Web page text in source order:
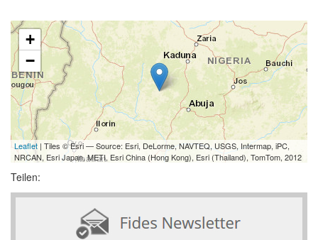
+
−
Leaflet | Tiles © Esri — Source: Esri, DeLorme, NAVTEQ, USGS, Intermap, iPC,
NRCAN, Esri Japan, METI, Esri China (Hong Kong), Esri (Thailand), TomTom, 2012
Teilen: